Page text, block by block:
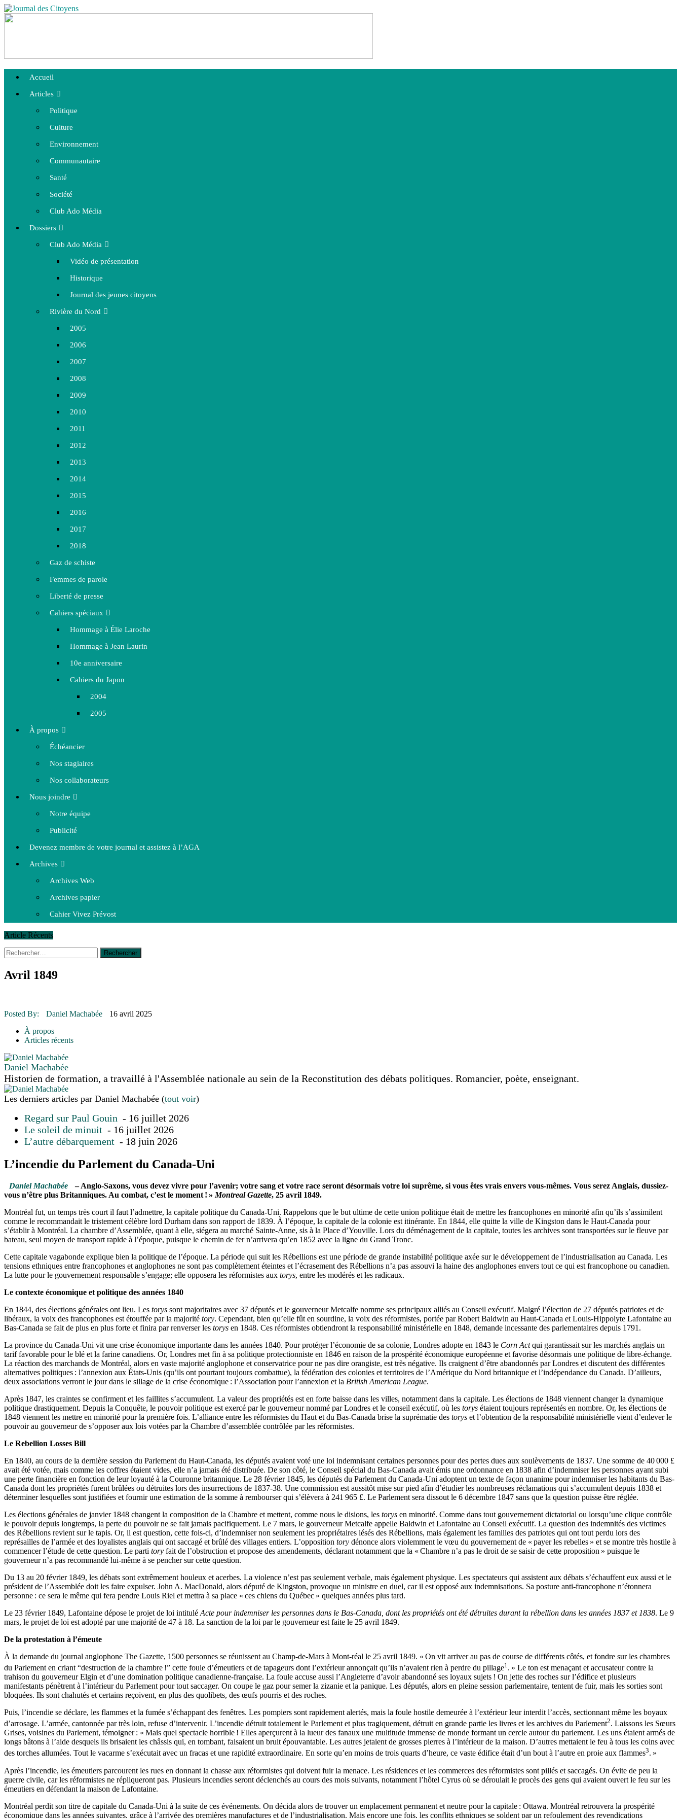
Accueil
Articles
Politique
Culture
Environnement
Communautaire
Santé
Société
Club Ado Média
Dossiers
Club Ado Média
Vidéo de présentation
Historique
Journal des jeunes citoyens
Rivière du Nord
2005
2006
2007
2008
2009
2010
2011
2012
2013
2014
2015
2016
2017
2018
Gaz de schiste
Femmes de parole
Liberté de presse
Cahiers spéciaux
Hommage à Élie Laroche
Hommage à Jean Laurin
10e anniversaire
Cahiers du Japon
2004
2005
À propos
Échéancier
Nos stagiaires
Nos collaborateurs
Nous joindre
Notre équipe
Publicité
Devenez membre de votre journal et assistez à l’AGA
Archives
Archives Web
Archives papier
Cahier Vivez Prévost
Article Récents
14 octobre 2015
La course de boîtes à savon du club Optimiste de Prévost
30 juin 2015
16 juillet 2026
16 juillet 2026 | COMMUNAUTAIRE
Rechercher :
Avril 1849
Posted By: Daniel Machabée
16 avril 2025
À propos
Articles récents
Daniel Machabée
Historien de formation, a travaillé à l'Assemblée nationale au sein de la Reconstitution des débats politiques. Romancier, poète, enseignant.
Les derniers articles par Daniel Machabée (tout voir)
Regard sur Paul Gouin - 16 juillet 2026
Le soleil de minuit - 16 juillet 2026
L’autre débarquement - 18 juin 2026
L’incendie du Parlement du Canada-Uni
Daniel Machabée
– Anglo-Saxons, vous devez vivre pour l’avenir; votre sang et votre race seront désormais votre loi suprême, si vous êtes vrais envers vous-mêmes. Vous serez Anglais, dussiez-
vous n’être plus Britanniques. Au combat, c’est le moment ! » Montreal Gazette, 25 avril 1849.
Montréal fut, un temps très court il faut l’admettre, la capitale politique du Canada-Uni. Rappelons que le but ultime de cette union politique était de mettre les francophones en minorité afin qu’ils s’assimilent
comme le recommandait le tristement célèbre lord Durham dans son rapport de 1839. À l’époque, la capitale de la colonie est itinérante. En 1844, elle quitte la ville de Kingston dans le Haut-Canada pour
s’établir à Montréal. La chambre d’Assemblée, quant à elle, siégera au marché Sainte-Anne, sis à la Place d’Youville. Lors du déménagement de la capitale, toutes les archives sont transportées sur le fleuve par
bateau, seul moyen de transport rapide à l’époque, puisque le chemin de fer n’arrivera qu’en 1852 avec la ligne du Grand Tronc.
Cette capitale vagabonde explique bien la politique de l’époque. La période qui suit les Rébellions est une période de grande instabilité politique axée sur le développement de l’industrialisation au Canada. Les
tensions ethniques entre francophones et anglophones ne sont pas complètement éteintes et l’écrasement des Rébellions n’a pas assouvi la haine des anglophones envers tout ce qui est francophone ou canadien.
La lutte pour le gouvernement responsable s’engage; elle opposera les réformistes aux torys, entre les modérés et les radicaux.
Le contexte économique et politique des années 1840
En 1844, des élections générales ont lieu. Les torys sont majoritaires avec 37 députés et le gouverneur Metcalfe nomme ses principaux alliés au Conseil exécutif. Malgré l’élection de 27 députés patriotes et de
libéraux, la voix des francophones est étouffée par la majorité tory. Cependant, bien qu’elle fût en sourdine, la voix des réformistes, portée par Robert Baldwin au Haut-Canada et Louis-Hippolyte Lafontaine au
Bas-Canada se fait de plus en plus forte et finira par renverser les torys en 1848. Ces réformistes obtiendront la responsabilité ministérielle en 1848, demande incessante des parlementaires depuis 1791.
La province du Canada-Uni vit une crise économique importante dans les années 1840. Pour protéger l’économie de sa colonie, Londres adopte en 1843 le Corn Actqui garantissait sur les marchés anglais un
tarif favorable pour le blé et la farine canadiens. Or, Londres met fin à sa politique protectionniste en 1846 en raison de la prospérité économique européenne et favorise désormais une politique de libre-échange.
La réaction des marchands de Montréal, alors en vaste majorité anglophone et conservatrice pour ne pas dire orangiste, est très négative. Ils craignent d’être abandonnés par Londres et discutent des différentes
alternatives politiques : l’annexion aux États-Unis (qu’ils ont pourtant toujours combattue), la fédération des colonies et territoires de l’Amérique du Nord britannique et l’indépendance du Canada. D’ailleurs,
deux associations verront le jour dans le sillage de la crise économique : l’Association pour l’annexion et la British American League.
Après 1847, les craintes se confirment et les faillites s’accumulent. La valeur des propriétés est en forte baisse dans les villes, notamment dans la capitale. Les élections de 1848 viennent changer la dynamique
politique drastiquement. Depuis la Conquête, le pouvoir politique est exercé par le gouverneur nommé par Londres et le conseil exécutif, où les torys étaient toujours représentés en nombre. Or, les élections de
1848 viennent les mettre en minorité pour la première fois. L’alliance entre les réformistes du Haut et du Bas-Canada brise la suprématie des torys et l’obtention de la responsabilité ministérielle vient d’enlever le
pouvoir au gouverneur de s’opposer aux lois votées par la Chambre d’assemblée contrôlée par les réformistes.
Le Rebellion Losses Bill
En 1840, au cours de la dernière session du Parlement du Haut-Canada, les députés avaient voté une loi indemnisant certaines personnes pour des pertes dues aux soulèvements de 1837. Une somme de 40 000 £
avait été votée, mais comme les coffres étaient vides, elle n’a jamais été distribuée. De son côté, le Conseil spécial du Bas-Canada avait émis une ordonnance en 1838 afin d’indemniser les personnes ayant subi
une perte financière en fonction de leur loyauté à la Couronne britannique. Le 28 février 1845, les députés du Parlement du Canada-Uni adoptent un texte de façon unanime pour indemniser les habitants du Bas-
Canada dont les propriétés furent brûlées ou détruites lors des insurrections de 1837-38. Une commission est aussitôt mise sur pied afin d’étudier les nombreuses réclamations qui s’accumulent depuis 1838 et
déterminer lesquelles sont justifiées et fournir une estimation de la somme à rembourser qui s’élèvera à 241 965 £. Le Parlement sera dissout le 6 décembre 1847 sans que la question puisse être réglée.
Les élections générales de janvier 1848 changent la composition de la Chambre et mettent, comme nous le disions, les torys en minorité. Comme dans tout gouvernement dictatorial ou lorsqu’une clique contrôle
le pouvoir depuis longtemps, la perte du pouvoir ne se fait jamais pacifiquement. Le 7 mars, le gouverneur Metcalfe appelle Baldwin et Lafontaine au Conseil exécutif. La question des indemnités des victimes
des Rébellions revient sur le tapis. Or, il est question, cette fois-ci, d’indemniser non seulement les propriétaires lésés des Rébellions, mais également les familles des patriotes qui ont tout perdu lors des
représailles de l’armée et des loyalistes anglais qui ont saccagé et brûlé des villages entiers. L’opposition tory dénonce alors violemment le vœu du gouvernement de « payer les rebelles » et se montre très hostile à
commencer l’étude de cette question. Le parti tory fait de l’obstruction et propose des amendements, déclarant notamment que la « Chambre n’a pas le droit de se saisir de cette proposition » puisque le
gouverneur n’a pas recommandé lui-même à se pencher sur cette question.
Du 13 au 20 février 1849, les débats sont extrêmement houleux et acerbes. La violence n’est pas seulement verbale, mais également physique. Les spectateurs qui assistent aux débats s’échauffent eux aussi et le
président de l’Assemblée doit les faire expulser. John A. MacDonald, alors député de Kingston, provoque un ministre en duel, car il est opposé aux indemnisations. Sa posture anti-francophone n’étonnera
personne : ce sera le même qui fera pendre Louis Riel et mettra à sa place « ces chiens du Québec » quelques années plus tard.
Le 23 février 1849, Lafontaine dépose le projet de loi intitulé Acte pour indemniser les personnes dans le Bas-Canada, dont les propriétés ont été détruites durant la rébellion dans les années 1837 et 1838. Le 9
mars, le projet de loi est adopté par une majorité de 47 à 18. La sanction de la loi par le gouverneur est faite le 25 avril 1849.
De la protestation à l’émeute
À la demande du journal anglophone The Gazette, 1500 personnes se réunissent au Champ-de-Mars à Mont-réal le 25 avril 1849. « On vit arriver au pas de course de différents côtés, et fondre sur les chambres
du Parlement en criant “destruction de la chambre !” cette foule d’émeutiers et de tapageurs dont l’extérieur annonçait qu’ils n’avaient rien à perdre du pillage1 . » Le ton est menaçant et accusateur contre la
trahison du gouverneur Elgin et d’une domination politique canadienne-française. La foule accuse aussi l’Angleterre d’avoir abandonné ses loyaux sujets ! On jette des roches sur l’édifice et plusieurs
manifestants pénètrent à l’intérieur du Parlement pour tout saccager. On coupe le gaz pour semer la zizanie et la panique. Les députés, alors en pleine session parlementaire, tentent de fuir, mais les sorties sont
bloquées. Ils sont chahutés et certains reçoivent, en plus des quolibets, des œufs pourris et des roches.
Puis, l’incendie se déclare, les flammes et la fumée s’échappant des fenêtres. Les pompiers sont rapidement alertés, mais la foule hostile demeurée à l’extérieur leur interdit l’accès, sectionnant même les boyaux
d’arrosage. L’armée, cantonnée par très loin, refuse d’intervenir. L’incendie détruit totalement le Parlement et plus tragiquement, détruit en grande partie les livres et les archives du Parlement2. Laissons les Sœurs
Grises, voisines du Parlement, témoigner : « Mais quel spectacle horrible ! Elles aperçurent à la lueur des fanaux une multitude immense de monde formant un cercle autour du parlement. Les uns étaient armés de
longs bâtons à l’aide desquels ils brisaient les châssis qui, en tombant, faisaient un bruit épouvantable. Les autres jetaient de grosses pierres à l’intérieur de la maison. D’autres mettaient le feu à tous les coins avec
des torches allumées. Tout le vacarme s’exécutait avec un fracas et une rapidité extraordinaire. En sorte qu’en moins de trois quarts d’heure, ce vaste édifice était d’un bout à l’autre en proie aux flammes3. »
Après l’incendie, les émeutiers parcourent les rues en donnant la chasse aux réformistes qui doivent fuir la menace. Les résidences et les commerces des réformistes sont pillés et saccagés. On évite de peu la
guerre civile, car les réformistes ne répliqueront pas. Plusieurs incendies seront déclenchés au cours des mois suivants, notamment l’hôtel Cyrus où se déroulait le procès des gens qui avaient ouvert le feu sur les
émeutiers en défendant la maison de Lafontaine.
Montréal perdit son titre de capitale du Canada-Uni à la suite de ces événements. On décida alors de trouver un emplacement permanent et neutre pour la capitale : Ottawa. Montréal retrouvera la prospérité
économique dans les années suivantes, grâce à l’arrivée des premières manufactures et de l’industrialisation. Mais encore une fois, les conflits ethniques se soldent par un refoulement des revendications